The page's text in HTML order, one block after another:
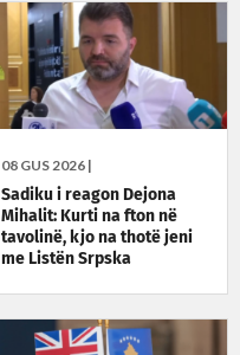
08 GUS 2026 |
Sadiku i reagon Dejona
Mihalit: Kurti na fton në
tavolinë, kjo na thotë jeni
me Listën Srpska